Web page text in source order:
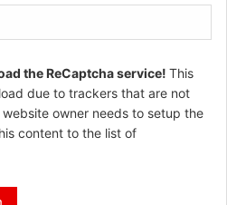
the ReCaptcha service! This
due to trackers that are not
owner needs to setup the
content to the list of